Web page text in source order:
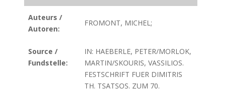
Auteurs /
Autoren:
FROMONT, MICHEL;
Source /
Fundstelle:
IN: HAEBERLE, PETER/MORLOK,
MARTIN/SKOURIS, VASSILIOS.
FESTSCHRIFT FUER DIMITRIS
TH. TSATSOS. ZUM 70.